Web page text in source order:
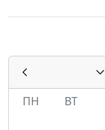
ПН
ВТ